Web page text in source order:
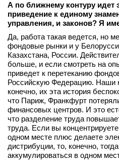
А по ближнему контуру идет
приведение к единому
управления, и законов? Я
Да, работа такая ведется, но
фондовые рынки и у
Казахстана, России.
больше, и если смотреть на
приведет к перетеканию
Российскую Федерацию. Наши
конечно, их эта история
что Париж, Франкфурт
финансовых центров. И это
что разделение труда
труда. Если вы
одном месте плюс делаете
дистрибуции, то, конечно,
аккумулироваться в одном